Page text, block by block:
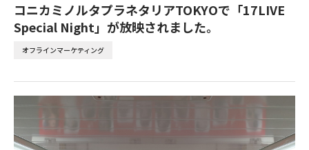
コニカミノルタプラネタリアTOKYOで「17LIVE
Special Night」が放映されました。
オフラインマーケティング